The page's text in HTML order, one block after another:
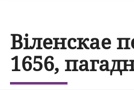
Віленскае
1656,